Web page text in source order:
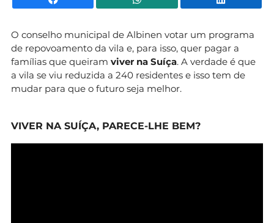
O conselho municipal de Albinen votar um programa
de repovoamento da vila e, para isso, quer pagar a
famílias que queiram viver na Suíça. A verdade é que
a vila se viu reduzida a 240 residentes e isso tem de
mudar para que o futuro seja melhor.
VIVER NA SUÍÇA, PARECE-LHE BEM?